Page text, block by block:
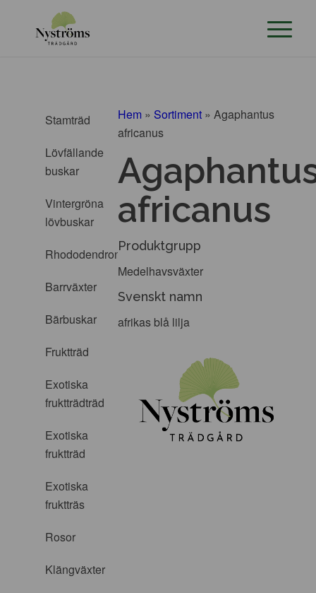
Stamträd
Lövfällande
buskar
Vintergröna
lövbuskar
Rhododendron
Barrväxter
Bärbuskar
Fruktträd
Exotiska
fruktträdträd
Exotiska
fruktträd
Exotiska
fruktträs
Rosor
Klängväxter
Hem » Sortiment »Agaphantus
africanus
africanus
Produktgrupp
Medelhavsväxter
Svenskt namn
afrikas blå lilja